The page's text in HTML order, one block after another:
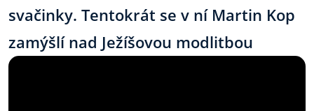
svačinky. Tentokrát se v ní Martin Kop
zamýšlí nad Ježíšovou modlitbou